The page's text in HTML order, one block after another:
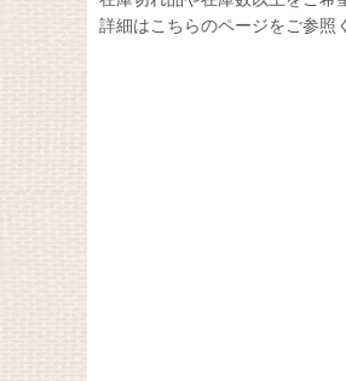
詳細はこちらのページをご参照